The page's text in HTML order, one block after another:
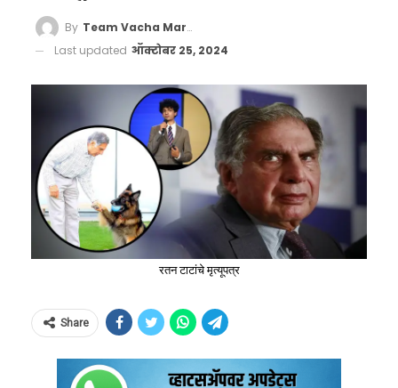
By Team Vacha Marathi
Last updated ऑक्टोबर 25, 2024
रतन टाटांचे मृत्यूपत्र
Share